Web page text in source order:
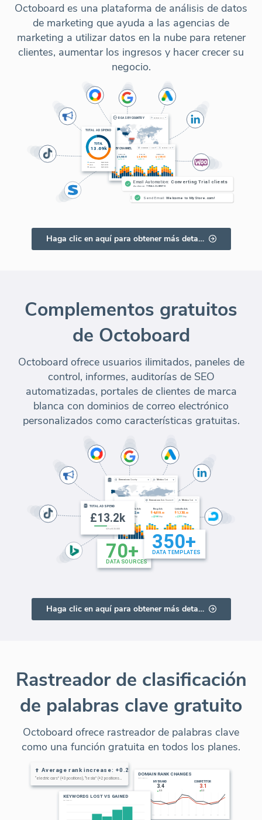
Octoboard es una plataforma de análisis de datos
de marketing que ayuda a las agencias de
marketing a utilizar datos en la nube para retener
clientes, aumentar los ingresos y hacer crecer su
negocio.
Haga clic en aquí para obtener más detalles
Complementos gratuitos
de Octoboard
Octoboard ofrece usuarios ilimitados, paneles de
control, informes, auditorías de SEO
automatizadas, portales de clientes de marca
blanca con dominios de correo electrónico
personalizados como características gratuitas.
Haga clic en aquí para obtener más detalles
Rastreador de clasificación
de palabras clave gratuito
Octoboard ofrece rastreador de palabras clave
como una función gratuita en todos los planes.